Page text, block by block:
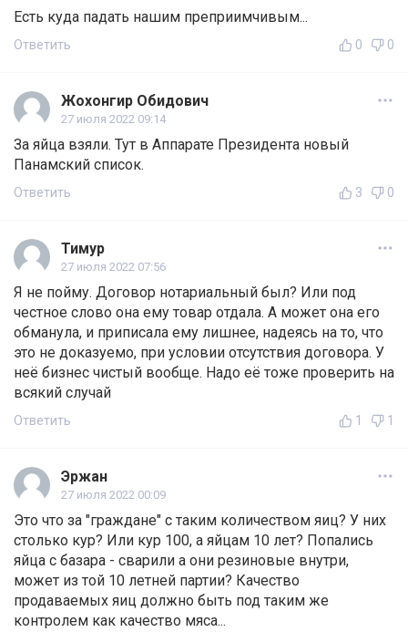
Есть куда падать нашим преприимчивым...
Ответить 0 0
Жохонгир Обидович
27 июля 2022 09:14
За яйца взяли. Тут в Аппарате Президента новый
Панамский список.
Ответить 3 0
Тимур
27 июля 2022 07:56
Я не пойму. Договор нотариальный был? Или под
честное слово она ему товар отдала. А может она его
обманула, и приписала ему лишнее, надеясь на то, что
это не доказуемо, при условии отсутствия договора. У
неё бизнес чистый вообще. Надо её тоже проверить на
всякий случай
Ответить 1 1
Эржан
27 июля 2022 00:09
Это что за "граждане" с таким количеством яиц? У них
столько кур? Или кур 100, а яйцам 10 лет? Попались
яйца с базара - сварили а они резиновые внутри,
может из той 10 летней партии? Качество
продаваемых яиц должно быть под таким же
контролем как качество мяса...